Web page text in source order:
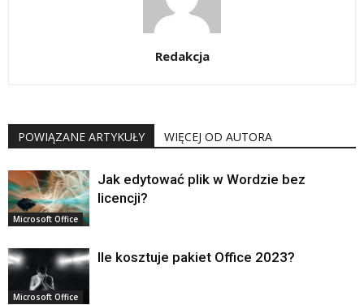
Redakcja
POWIĄZANE ARTYKUŁY WIĘCEJ OD AUTORA
Microsoft Office
Jak edytować plik w Wordzie bez
licencji?
Microsoft Office
Ile kosztuje pakiet Office 2023?